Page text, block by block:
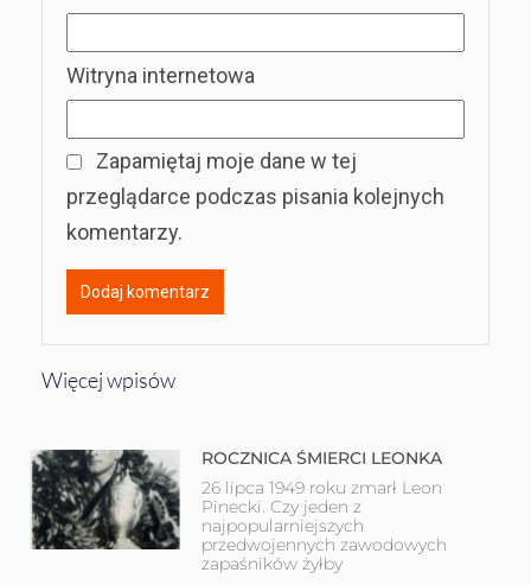
Witryna internetowa
Zapamiętaj moje dane w tej
przeglądarce podczas pisania kolejnych
komentarzy.
Więcej wpisów
ROCZNICA ŚMIERCI LEONKA
26 lipca 1949 roku zmarł Leon
Pinecki. Czy jeden z
najpopularniejszych
przedwojennych zawodowych
zapaśników żyłby